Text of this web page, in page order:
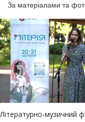
За матеріалами та фото
Літературно-музичний